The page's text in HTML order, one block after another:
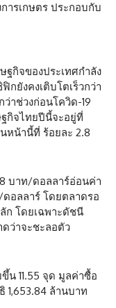
ารเกษตร ประกอบกับ
กิจของประเทศกำลัง
ยังคงเติบโตเร็วกว่า
าช่วงก่อนโควิด-19
กิจไทยปีนี้จะอยู่ที่
หน้านี้ที่ ร้อยละ 2.8
าท/ดอลลาร์อ่อนค่า
ดอลลาร์ โดยตลาดรอ
ก โดยเฉพาะดัชนี
ดว่าจะชะลอตัว
11.55 จุด มูลค่าซื้อ
1,653.84 ล้านบาท